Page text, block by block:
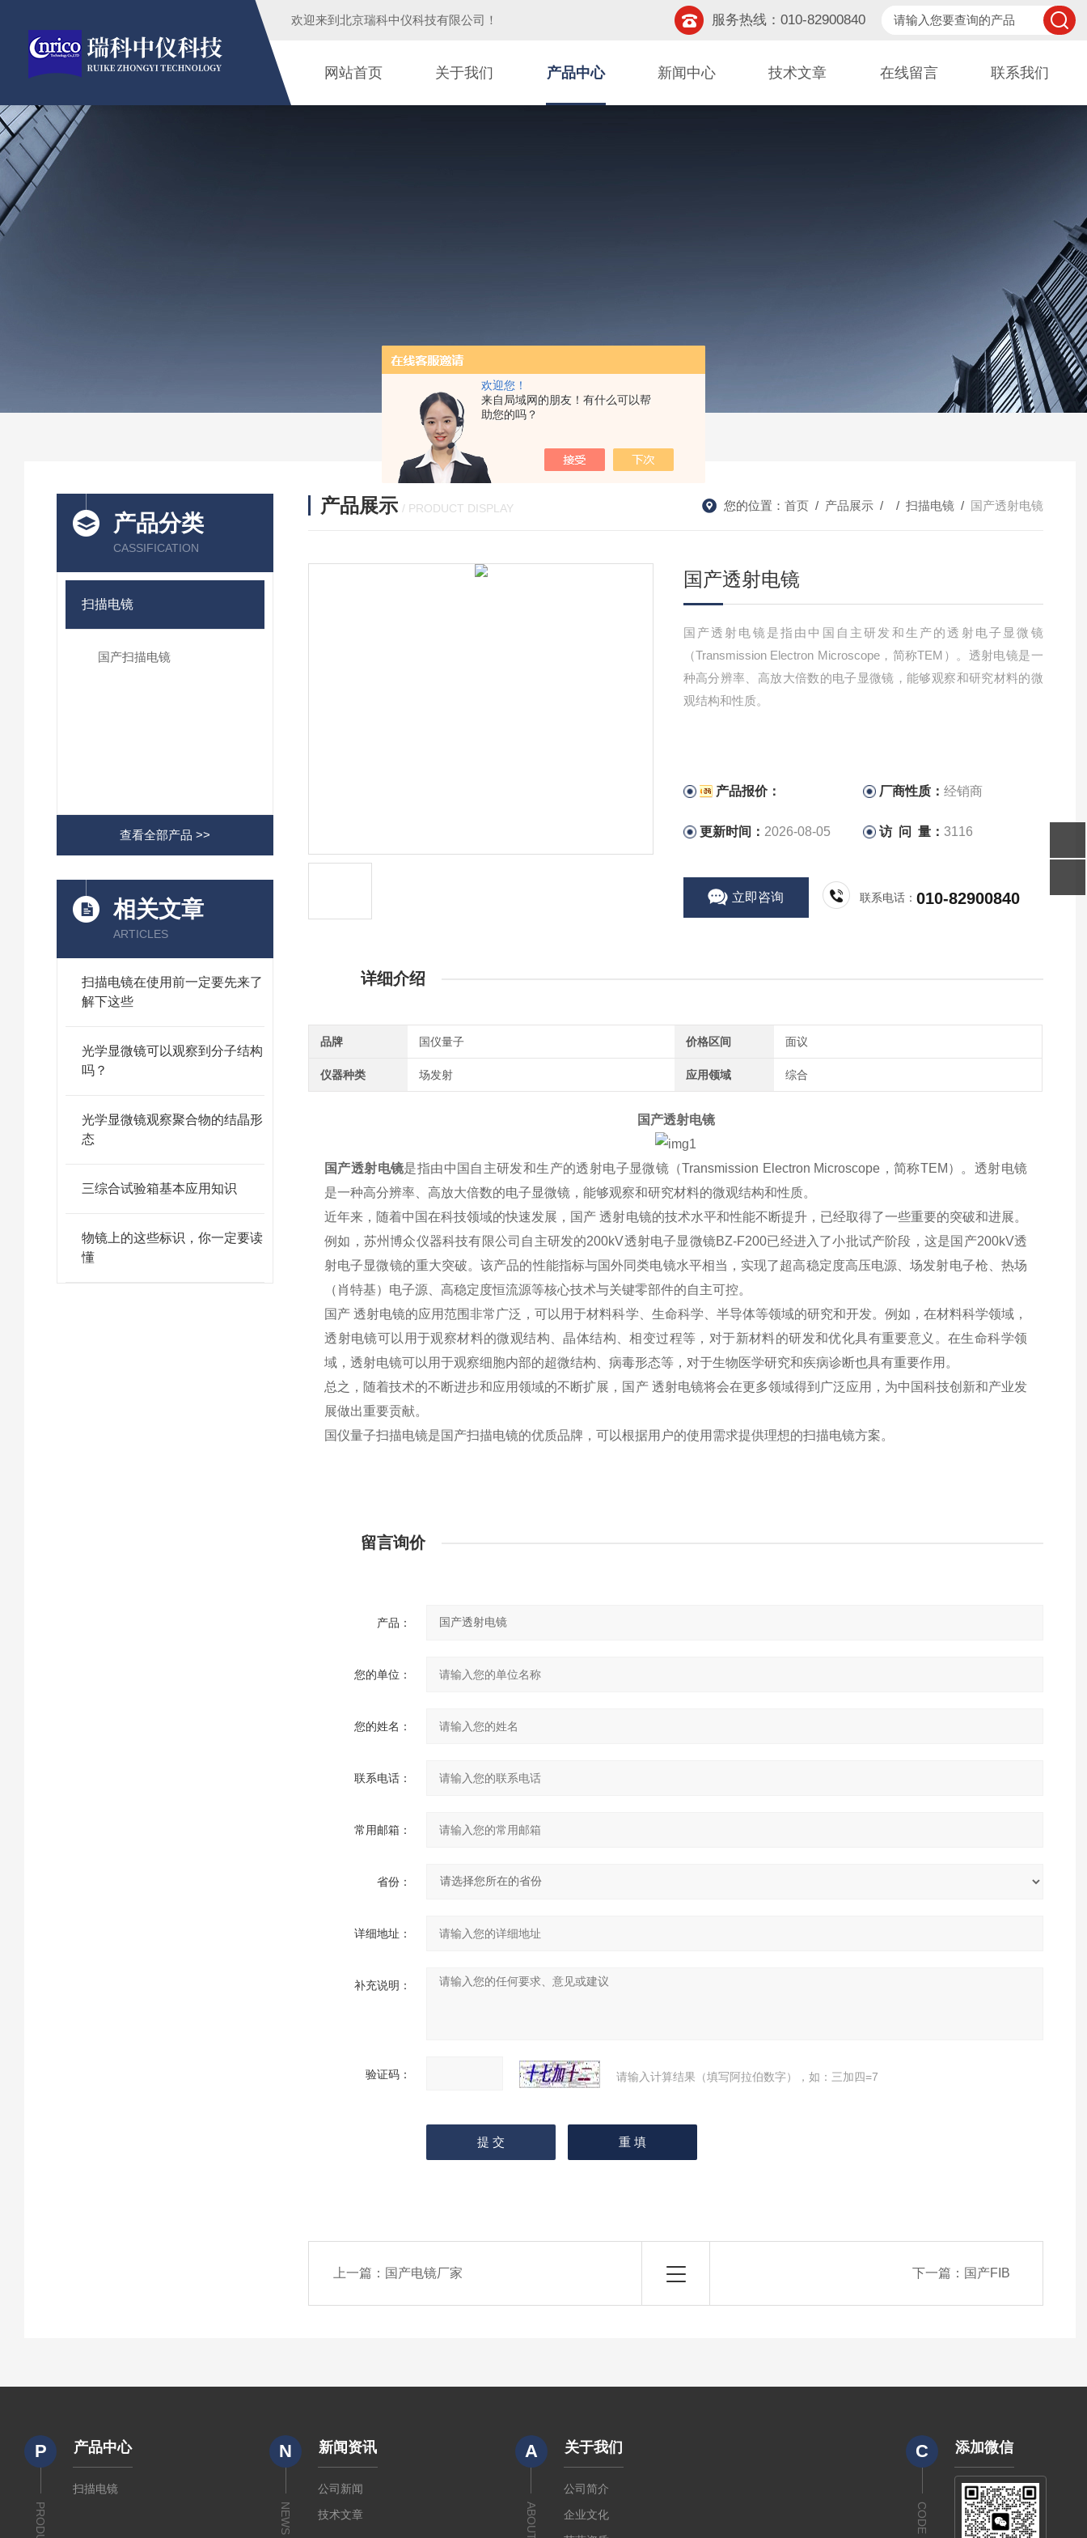
欢迎您！
来自局域网的朋友！有什么可以帮
助您的吗？
欢迎来到 北京瑞科中仪科技有限公司 ！ 服务热线：010-82900840
网站首页 关于我们 产品中心 新闻中心 技术文章 在线留言 联系我们
产品分类
CASSIFICATION
扫描电镜
国产扫描电镜
查看全部产品 >>
相关文章
ARTICLES
扫描电镜在使用前一定要先来了
解下这些
光学显微镜可以观察到分子结构
吗？
光学显微镜观察聚合物的结晶形
态
三综合试验箱基本应用知识
物镜上的这些标识，你一定要读
懂
产品展示 / PRODUCT DISPLAY 您的位置： 首页 / 产品展示 / / 扫描电镜 / 国产透射电镜
国产透射电镜
国产透射电镜是指由中国自主研发和生产的透射电子显微镜
（Transmission Electron Microscope，简称TEM）。透射电镜是一
种高分辨率、高放大倍数的电子显微镜，能够观察和研究材料的微
观结构和性质。
产品报价： 厂商性质：经销商
更新时间： 2026-08-05 访 问 量：3116
立即咨询 联系电话：010-82900840
详细介绍
品牌 国仪量子 价格区间 面议
仪器种类 场发射 应用领域 综合
国产透射电镜
国产透射电镜是指由中国自主研发和生产的透射电子显微镜（Transmission Electron Microscope，简称TEM）。透射电镜
是一种高分辨率、高放大倍数的电子显微镜，能够观察和研究材料的微观结构和性质。
近年来，随着中国在科技领域的快速发展，国产 透射电镜的技术水平和性能不断提升，已经取得了一些重要的突破和进展。
例如，苏州博众仪器科技有限公司自主研发的200kV透射电子显微镜BZ-F200已经进入了小批试产阶段，这是国产200kV透
射电子显微镜的重大突破。该产品的性能指标与国外同类电镜水平相当，实现了超高稳定度高压电源、场发射电子枪、热场
（肖特基）电子源、高稳定度恒流源等核心技术与关键零部件的自主可控。
国产 透射电镜的应用范围非常广泛，可以用于材料科学、生命科学、半导体等领域的研究和开发。例如，在材料科学领域，
透射电镜可以用于观察材料的微观结构、晶体结构、相变过程等，对于新材料的研发和优化具有重要意义。在生命科学领
域，透射电镜可以用于观察细胞内部的超微结构、病毒形态等，对于生物医学研究和疾病诊断也具有重要作用。
总之，随着技术的不断进步和应用领域的不断扩展，国产 透射电镜将会在更多领域得到广泛应用，为中国科技创新和产业发
展做出重要贡献。
国仪量子扫描电镜是国产扫描电镜的优质品牌，可以根据用户的使用需求提供理想的扫描电镜方案。
留言询价
产品：
您的单位：
您的姓名：
联系电话：
常用邮箱：
省份：
详细地址：
补充说明：
验证码： 请输入计算结果（填写阿拉伯数字），如：三加四=7
上一篇： 国产电镜厂家 下一篇： 国产FIB
P 产品中心
扫描电镜
N
NEWS
新闻资讯
公司新闻
技术文章
A 关于我们
公司简介
企业文化
C
CODE
添加微信